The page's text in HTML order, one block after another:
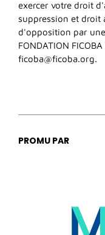
exercer votre droit
suppression et
d'opposition par
FONDATION
ficoba@ficoba.org.
PROMU PAR